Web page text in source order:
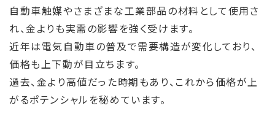
自動車触媒やさまざまな工業部品の材料として使用さ
れ、金よりも実需の影響を強く受けます。
近年は電気自動車の普及で需要構造が変化しており、
価格も上下動が目立ちます。
過去、金より高値だった時期もあり、これから価格が上
がるポテンシャルを秘めています。